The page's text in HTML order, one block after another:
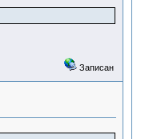
Записан